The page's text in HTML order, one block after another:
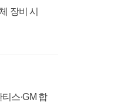
장비 시
스·GM 합